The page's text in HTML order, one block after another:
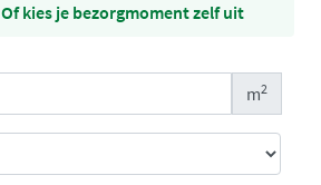
Of kies je bezorgmoment zelf uit
m2